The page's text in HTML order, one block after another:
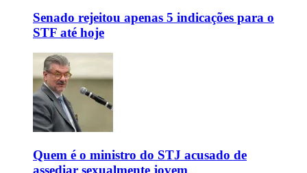
Senado rejeitou apenas 5 indicações para o
STF até hoje
Quem é o ministro do STJ acusado de
assediar sexualmente jovem